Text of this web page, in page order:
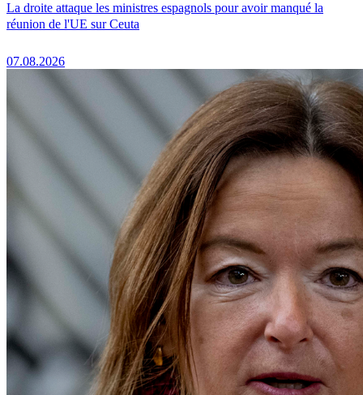
La droite attaque les ministres espagnols pour avoir manqué la
réunion de l'UE sur Ceuta
07.08.2026